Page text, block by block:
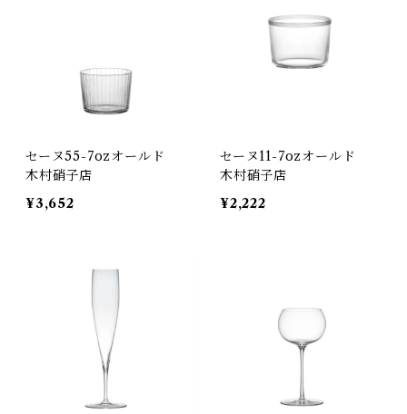
セーヌ55-7ozオールド
木村硝子店
¥3,652
セーヌ11-7ozオールド
木村硝子店
¥2,222